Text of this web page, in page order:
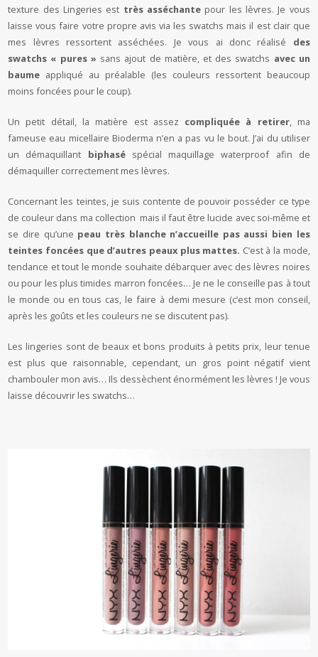
texture des Lingeries est très asséchante pour les lèvres. Je vous
laisse vous faire votre propre avis via les swatchs mais il est clair que
mes lèvres ressortent asséchées. Je vous ai donc réalisé des
swatchs « pures » sans ajout de matière, et des swatchs avec un
baume appliqué au préalable (les couleurs ressortent beaucoup
moins foncées pour le coup).
Un petit détail, la matière est assez compliquée à retirer, ma
fameuse eau micellaire Bioderma n’en a pas vu le bout. J’ai du utiliser
un démaquillant biphaséspécial maquillage waterproof afin de
démaquiller correctement mes lèvres.
Concernant les teintes, je suis contente de pouvoir posséder ce type
de couleur dans ma collection mais il faut être lucide avec soi-même et
se dire qu’une peau très blanche n’accueille pas aussi bien les
teintes foncées que d’autres peaux plus mattes. C’est à la mode,
tendance et tout le monde souhaite débarquer avec des lèvres noires
ou pour les plus timides marron foncées… Je ne le conseille pas à tout
le monde ou en tous cas, le faire à demi mesure (c’est mon conseil,
après les goûts et les couleurs ne se discutent pas).
Les lingeries sont de beaux et bons produits à petits prix, leur tenue
est plus que raisonnable, cependant, un gros point négatif vient
chambouler mon avis… Ils dessèchent énormément les lèvres ! Je vous
laisse découvrir les swatchs…